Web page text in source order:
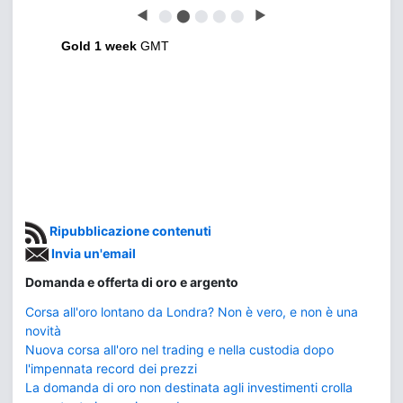
◀ ⬤ ⬤ ⬤ ⬤ ⬤ ▶
Gold 1 week GMT
Ripubblicazione contenuti
Invia un'email
Domanda e offerta di oro e argento
Corsa all'oro lontano da Londra? Non è vero, e non è una
novità
Nuova corsa all'oro nel trading e nella custodia dopo
l'impennata record dei prezzi
La domanda di oro non destinata agli investimenti crolla